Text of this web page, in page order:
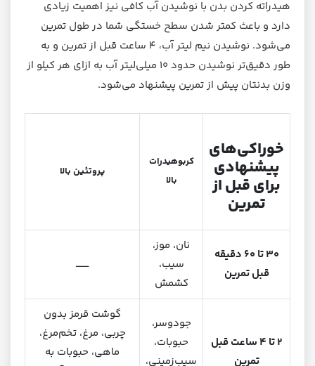
هیدراته کردن بدن با نوشیدن آب کافی نیز اهمیت زیادی
دارد و باعث کمتر شدن سطح خستگی شما در طول تمرین
می‌شود. نوشیدن نیم لیتر آب، ۴ ساعت قبل از تمرین و به
طور دقیق‌تر نوشیدن حدود ۱۰ میلی‌لیتر آب به ازای هر کیلو از
وزن بدنتان پیش از تمرین پیشنهاد می‌شود.
خوراکی‌های
پیشنهادی
برای قبل از
تمرین
کربوهیدرات
بالا
پروتئین بالا
۳۰ تا ۶۰ دقیقه
قبل تمرین
نان، موز،
سیب،
کشمش
ـــــــــ
۲ تا ۴ ساعت قبل
تمرین
جودوسر،
حبوبات،
سیب‌زمینی،
گوشت قرمز بدون
چربی، مرغ، تخم‌مرغ،
ماهی، حبوبات به